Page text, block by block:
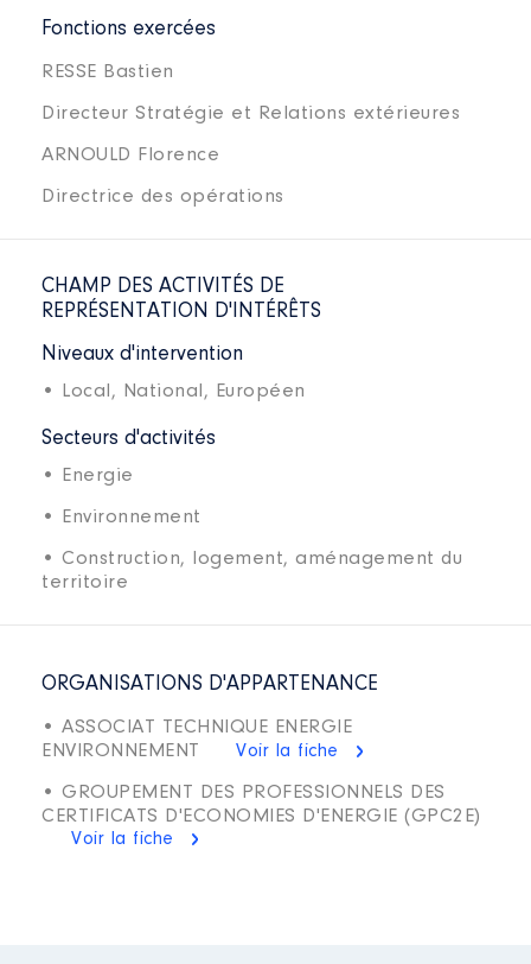
Fonctions exercées
RESSE Bastien
Directeur Stratégie et Relations extérieures
ARNOULD Florence
Directrice des opérations
CHAMP DES ACTIVITÉS DE
REPRÉSENTATION D'INTÉRÊTS
Niveaux d'intervention
• Local, National, Européen
Secteurs d'activités
• Energie
• Environnement
• Construction, logement, aménagement du
territoire
ORGANISATIONS D'APPARTENANCE
• ASSOCIAT TECHNIQUE ENERGIE
ENVIRONNEMENT
Voir la fiche
• GROUPEMENT DES PROFESSIONNELS DES
CERTIFICATS D'ECONOMIES D'ENERGIE (GPC2E)
Voir la fiche